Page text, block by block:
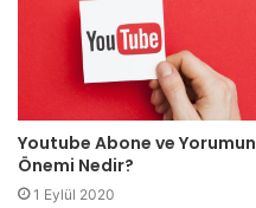
Youtube Abone ve Yorumun
Önemi Nedir?
1 Eylül 2020